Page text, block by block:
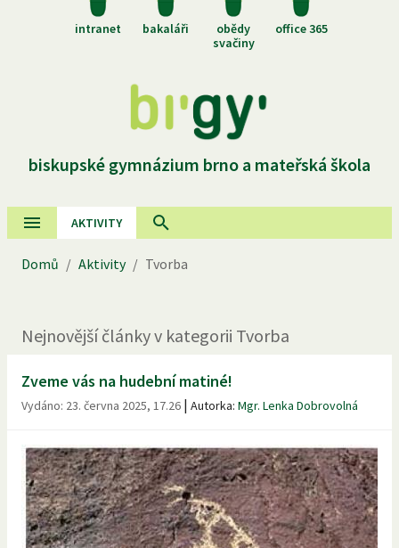
intranet bakaláři
obědy
svačiny
office 365
biskupské gymnázium brno a mateřská škola
AKTIVITY
Domů / Aktivity / Tvorba
Nejnovějšíčlánkyv kategorii Tvorba
Zveme vás na hudební matiné!
Vydáno: 23. června 2025, 17.26 | Autorka: Mgr. Lenka Dobrovolná